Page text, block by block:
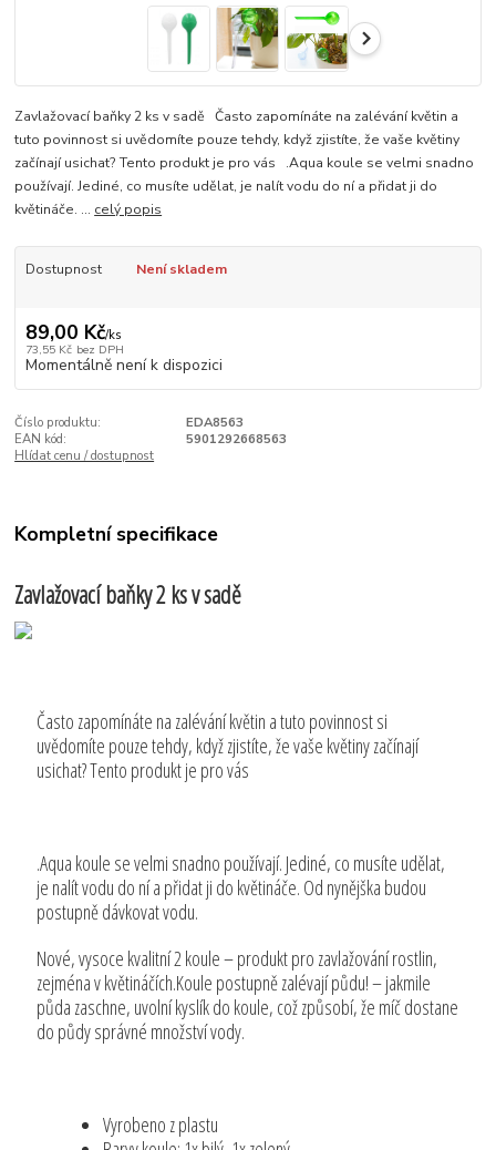
Zavlažovací baňky 2 ks v sadě Často zapomínáte na zalévání květin a
tuto povinnost si uvědomíte pouze tehdy, když zjistíte, že vaše květiny
začínají usichat? Tento produkt je pro vás .Aqua koule se velmi snadno
používají. Jediné, co musíte udělat, je nalít vodu do ní a přidat ji do
květináče. ... celý popis
Dostupnost Není skladem
89,00 Kč/ks
73,55 Kč bez DPH
Momentálně není k dispozici
Číslo produktu:
EDA8563
EAN kód:
5901292668563
Hlídat cenu / dostupnost
Kompletní specifikace
Zavlažovací baňky 2 ks v sadě
Často zapomínáte na zalévání květin a tuto povinnost si
uvědomíte pouze tehdy, když zjistíte, že vaše květiny začínají
usichat? Tento produkt je pro vás
.Aqua koule se velmi snadno používají. Jediné, co musíte udělat,
je nalít vodu do ní a přidat ji do květináče. Od nynějška budou
postupně dávkovat vodu.
Nové, vysoce kvalitní 2 koule – produkt pro zavlažování rostlin,
zejména v květináčích.Koule postupně zalévají půdu! – jakmile
půda zaschne, uvolní kyslík do koule, což způsobí, že míč dostane
do půdy správné množství vody.
Vyrobeno z plastu